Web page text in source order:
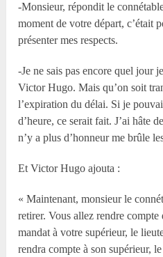
-Monsieur, répondit le
moment de votre départ, c’était
présenter mes respects.
-Je ne sais pas encore quel jour
Victor Hugo. Mais qu’on soit
l’expiration du délai. Si je
d’heure, ce serait fait. J’ai hâte
n’y a plus d’honneur me brûle
Et Victor Hugo ajouta :
« Maintenant, monsieur le
retirer. Vous allez rendre compte
mandat à votre supérieur, le
rendra compte à son supérieur,